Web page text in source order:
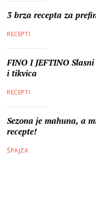
3 brza recepta za
RECEPTI
FINO I JEFTINO
i tikvica
RECEPTI
Sezona je mahuna, a
recepte!
ŠPAJZA